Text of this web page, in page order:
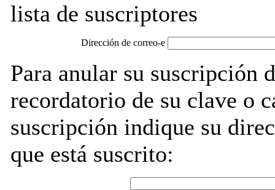
lista de suscriptores
Dirección de correo-e
Para anular su suscripción
recordatorio de su clave o
suscripción indique su
que está suscrito: